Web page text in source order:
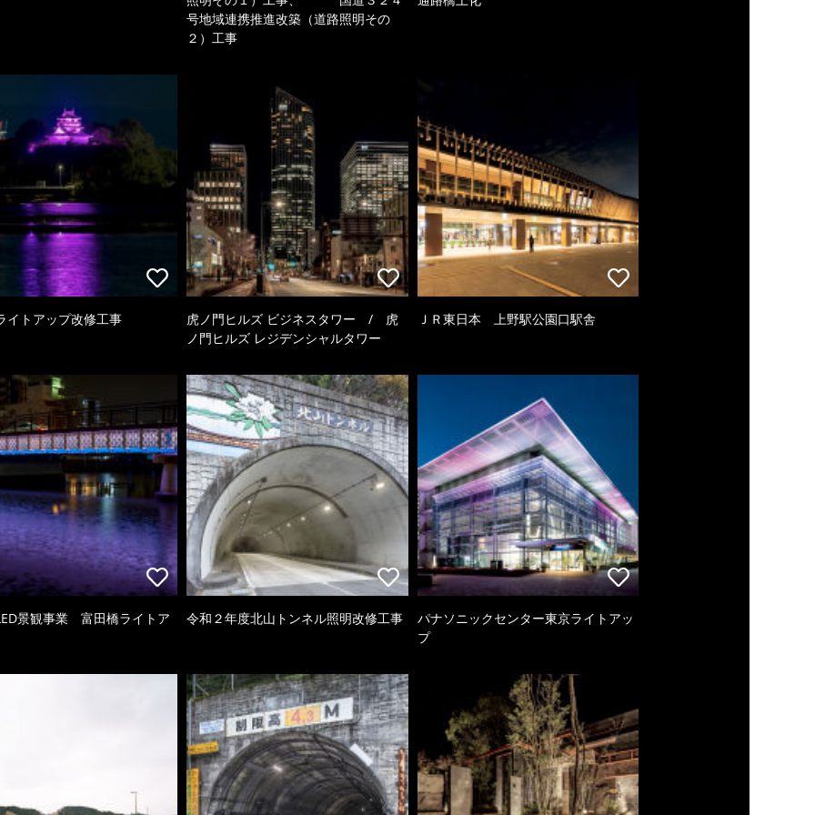
号地域連携推進改築（道路照明その
２）工事
イトアップ改修工事
虎ノ門ヒルズ ビジネスタワー / 虎
ノ門ヒルズ レジデンシャルタワー
ＪＲ東日本 上野駅公園口駅舎
景観事業 富田橋ライトア 令和２年度北山トンネル照明改修工事
パナソニックセンター東京ライトアッ
プ